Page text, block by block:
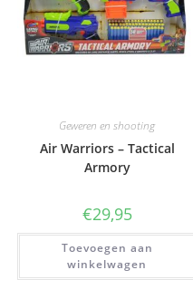
Geweren en shooting
Air Warriors – Tactical
Armory
€29,95
Toevoegen aan
winkelwagen